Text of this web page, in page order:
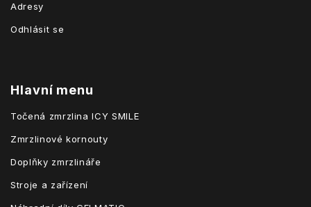
Adresy
Odhlásit se
Hlavní menu
Točená zmrzlina ICY SMILE
Zmrzlinové kornouty
Doplňky zmrzlináře
Stroje a zařízení